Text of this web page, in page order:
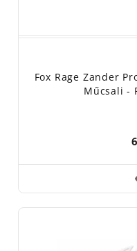
Fox Rage Zander
Műcsali -